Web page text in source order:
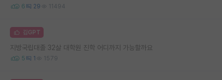
6 29 11494
김GPT
지방국립대졸 32살 대학원 진학 어디까지 가능할까요
5 1 1579